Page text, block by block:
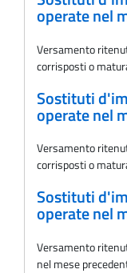
operate nel
Versamento
corrisposti o
Sostituti
operate nel
Versamento
corrisposti o
Sostituti
operate nel
Versamento
nel mese